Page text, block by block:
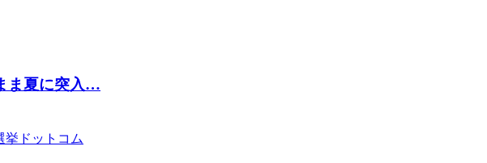
ま夏に突入…
挙ドットコム